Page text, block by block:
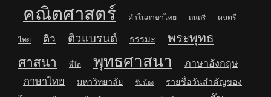
คณิตศาสตร์ คำในภาษาไทย ดนตรี ดนตรี
ไทย ติว ติวแบรนด์ ธรรมะ
พระพุทธ
ศาสนา
พี่โต๋ พุทธศาสนา ภาษาอังกฤษ
ภาษาไทย มหาวิทยาลัย รับน้อง
รายชื่อวันสำคัญของ